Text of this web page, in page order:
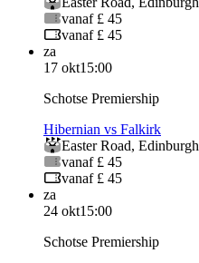
vanaf £ 45
vanaf £ 45
za
17 okt15:00
Schotse Premiership
Hibernian vs Falkirk
Easter Road, Edinburgh
vanaf £ 45
vanaf £ 45
za
24 okt15:00
Schotse Premiership